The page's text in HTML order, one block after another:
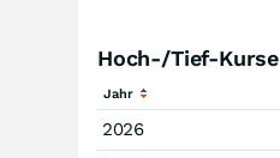
Hoch-/Tief-Kurse
Jahr
2026